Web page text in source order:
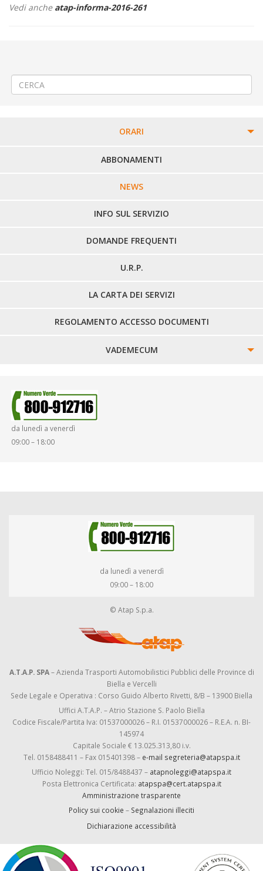
Vedi anche atap-informa-2016-261
ORARI
PERCORSI URBANI IN BIELLA
LINEE URBANE VERCELLI
LINEE EXTRAURBANE
ABBONAMENTI
NEWS
INFO SUL SERVIZIO
DOMANDE FREQUENTI
U.R.P.
LA CARTA DEI SERVIZI
REGOLAMENTO ACCESSO DOCUMENTI
VADEMECUM
SMARRIMENTO OGGETTI
da lunedì a venerdì
09:00 – 18:00
da lunedì a venerdì
09:00 – 18:00
© Atap S.p.a.
A.T.A.P. SPA– Azienda Trasporti Automobilistici Pubblici delle Province di
Biella e Vercelli
Sede Legale e Operativa : Corso Guido Alberto Rivetti, 8/B – 13900 Biella
Uffici A.T.A.P. – Atrio Stazione S. Paolo Biella
Codice Fiscale/Partita Iva: 01537000026 – R.I. 01537000026 – R.E.A. n. BI-
145974
Capitale Sociale € 13.025.313,80 i.v.
Tel. 0158488411 – Fax 015401398 – e-mail segreteria@atapspa.it
Ufficio Noleggi: Tel. 015/8488437 – atapnoleggi@atapspa.it
Posta Elettronica Certificata: atapspa@cert.atapspa.it
Amministrazione trasparente
Policy sui cookie – Segnalazioni illeciti
Dichiarazione accessibilità